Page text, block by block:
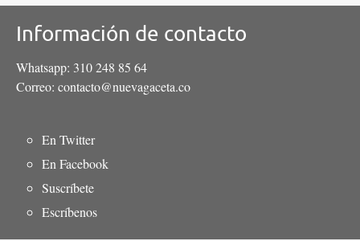
Información de contacto
Whatsapp: 310 248 85 64
Correo: contacto@nuevagaceta.co
Menú
del
pie
En Twitter
En Facebook
Suscríbete
Escríbenos